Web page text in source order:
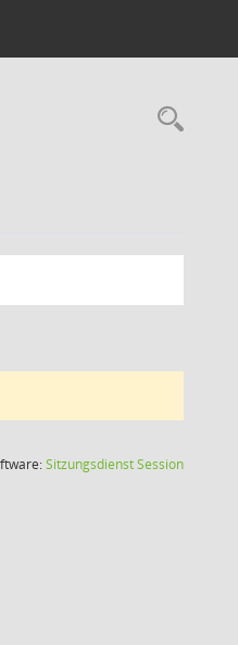
SitzungsdienstSession(Wird in